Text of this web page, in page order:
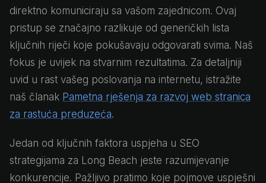
direktno komuniciraju sa vašom zajednicom. Ovaj
pristup se značajno razlikuje od generičkih lista
ključnih riječi koje pokušavaju odgovarati svima. Naš
fokus je uvijek na stvarnim rezultatima. Za detaljniji
uvid u rast vašeg poslovanja na internetu, istražite
naš članak Pametna rješenja za razvoj web stranica
za rastuća preduzeća.
Jedan od ključnih faktora uspjeha u SEO
strategijama za Long Beach jeste razumijevanje
konkurencije. Pažljivo pratimo koje pojmove uspješni